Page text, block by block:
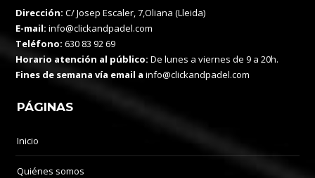
Dirección: C/ Josep Escaler, 7,Oliana (Lleida)
E-mail:info@clickandpadel.com
Teléfono: 630 83 92 69
Horario atención al público: De lunes a viernes de 9 a 20h.
Fines de semana vía email a info@clickandpadel.com
PÁGINAS
Inicio
Quiénes somos